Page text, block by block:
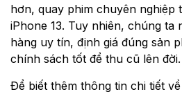
hơn, quay phim chuyên nghiệp
iPhone 13. Tuy nhiên, chúng
hàng uy tín, định giá đúng sản
chính sách tốt để thu cũ lên đời.
Ðể biết thêm thông tin chi tiết